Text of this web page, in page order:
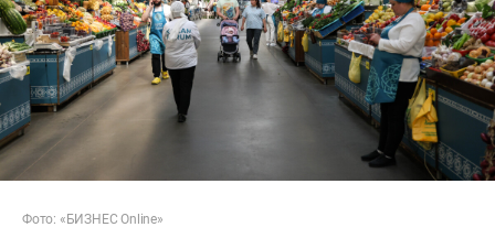
Фото: «БИЗНЕС Online»